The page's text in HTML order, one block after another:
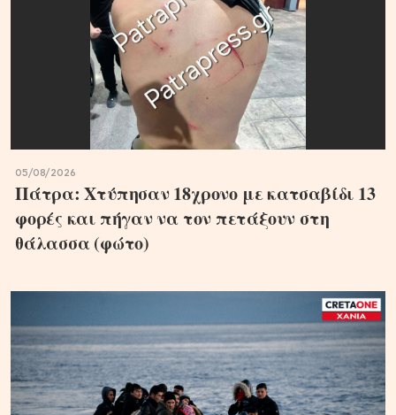
05/08/2026
Πάτρα: Χτύπησαν 18χρονο με κατσαβίδι 13
φορές και πήγαν να τον πετάξουν στη
θάλασσα (φώτο)